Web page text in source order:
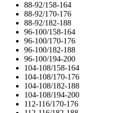
88-92/158-164
88-92/170-176
88-92/182-188
96-100/158-164
96-100/170-176
96-100/182-188
96-100/194-200
104-108/158-164
104-108/170-176
104-108/182-188
104-108/194-200
112-116/170-176